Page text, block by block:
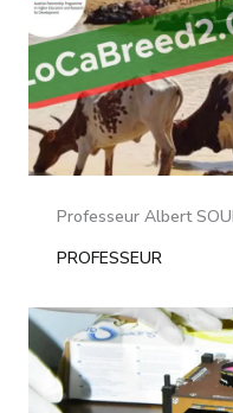
Professeur Albert
PROFESSEUR